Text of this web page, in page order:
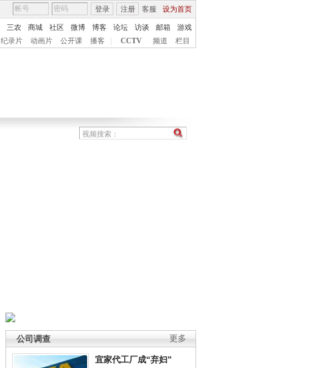
客服 设为首页
登录 注册
三农 商城 社区 微博 博客 论坛 访谈 邮箱
游戏
纪录片 动画片 公开课 播客 CCTV 频道 栏目
更多
公司调查
宜家代工厂成“弃妇”